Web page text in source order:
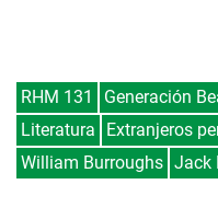
RHM 131 Generación
Literatura
Extranjeros
William Burroughs Jack